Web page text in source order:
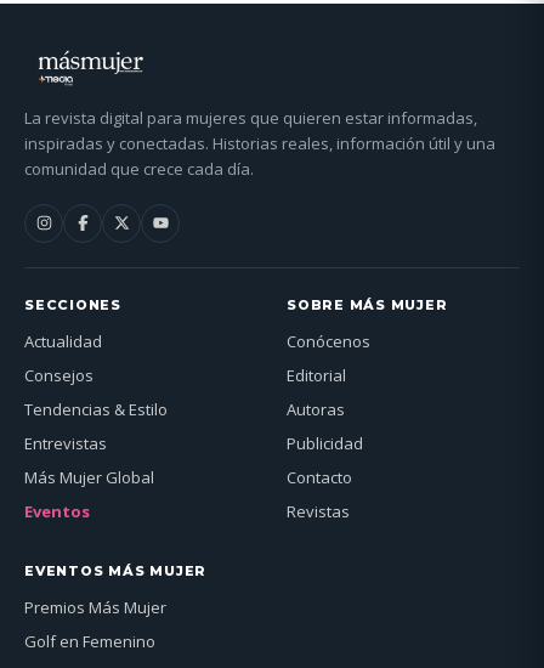
La revista digital para mujeres que quieren estar informadas,
inspiradas y conectadas. Historias reales, información útil y una
comunidad que crece cada día.
SECCIONES
Actualidad
Consejos
Tendencias & Estilo
Entrevistas
Más Mujer Global
Eventos
SOBRE MÁS MUJER
Conócenos
Editorial
Autoras
Publicidad
Contacto
Revistas
EVENTOS MÁS MUJER
Premios Más Mujer
Golf en Femenino